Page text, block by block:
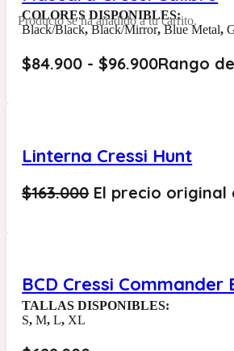
Productose ha añadido a tu carrito.
COLORES DISPONIBLES:
Black/Black,Black/Mirror,Blue Metal,
$84.900 - $96.900Rango
Linterna Cressi Hunt
$163.000 El precio original
BCD Cressi Commander
TALLAS DISPONIBLES:
S,M,L, XL